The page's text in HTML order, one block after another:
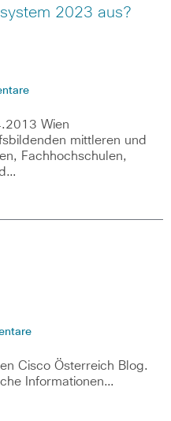
2023 aus?
Wien
mittleren und
Fachhochschulen,
Cisco Österreich Blog.
Informationen…